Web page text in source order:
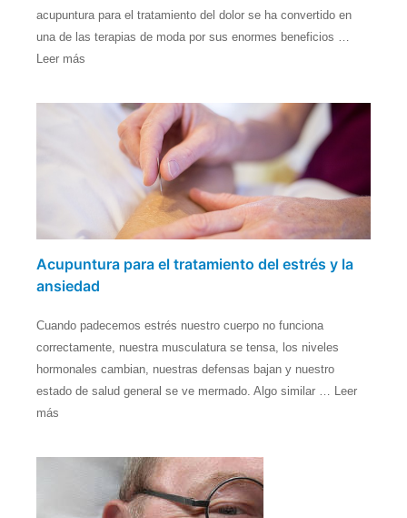
acupuntura para el tratamiento del dolor se ha convertido en
una de las terapias de moda por sus enormes beneficios …
Leer más
Acupuntura para el tratamiento del estrés y la
ansiedad
Cuando padecemos estrés nuestro cuerpo no funciona
correctamente, nuestra musculatura se tensa, los niveles
hormonales cambian, nuestras defensas bajan y nuestro
estado de salud general se ve mermado. Algo similar … Leer
más